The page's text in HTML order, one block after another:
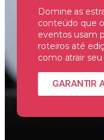
Domine as
conteúdo que
eventos usam
roteiros até
como atrair seu
GARANTIR